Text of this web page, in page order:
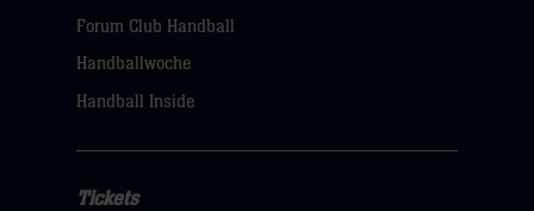
dann
Forum Club Handball
Handballwoche
Handball Inside
Tickets